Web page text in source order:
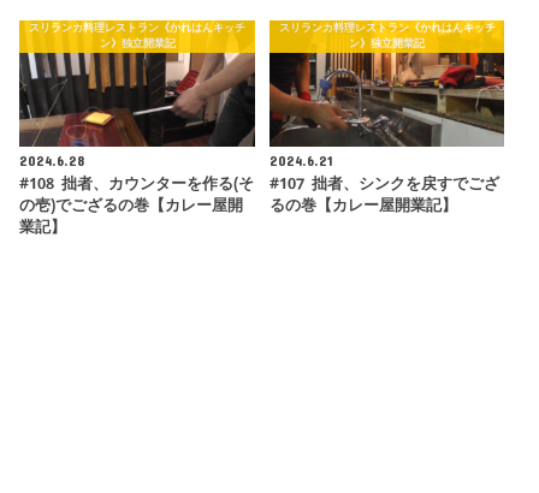
スリランカ料理レストラン《かれはんキッチ
ン》独立開業記
2024.6.28
#108 拙者、カウンターを作る(そ
の壱)でござるの巻【カレー屋開
業記】
スリランカ料理レストラン《かれはんキッチ
ン》独立開業記
2024.6.21
#107 拙者、シンクを戻すでござ
るの巻【カレー屋開業記】